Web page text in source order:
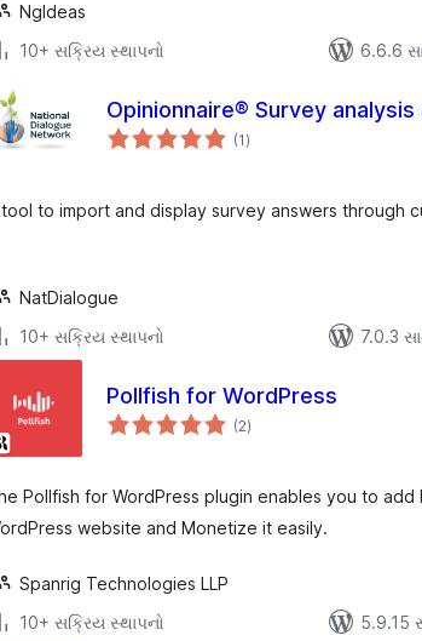
NgIdeas
10+ સક્રિય સ્થાપનો
6.6.6
Opinionnaire® Survey
(1કુલ
રેટિંગ્સ
)
to import and display survey answers through
NatDialogue
10+ સક્રિય સ્થાપનો
7.0.3
Pollfish for WordPress
(2કુલ
રેટિંગ્સ
)
Pollfish for WordPress plugin enables you to add
website and Monetize it easily.
Spanrig Technologies LLP
10+ સક્રિય સ્થાપનો
5.9.15